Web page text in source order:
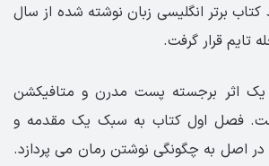
برتر انگلیسی زبان نوشته شده از سال
یک اثر برجسته پست مدرن و متافیکشن
فصل اول کتاب به سبک یک مقدمه و
اصل به چگونگی نوشتن رمان می پردازد.